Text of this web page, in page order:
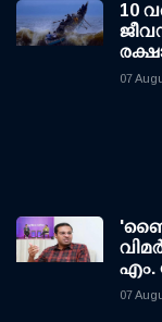
10
07
'ബൈ
07